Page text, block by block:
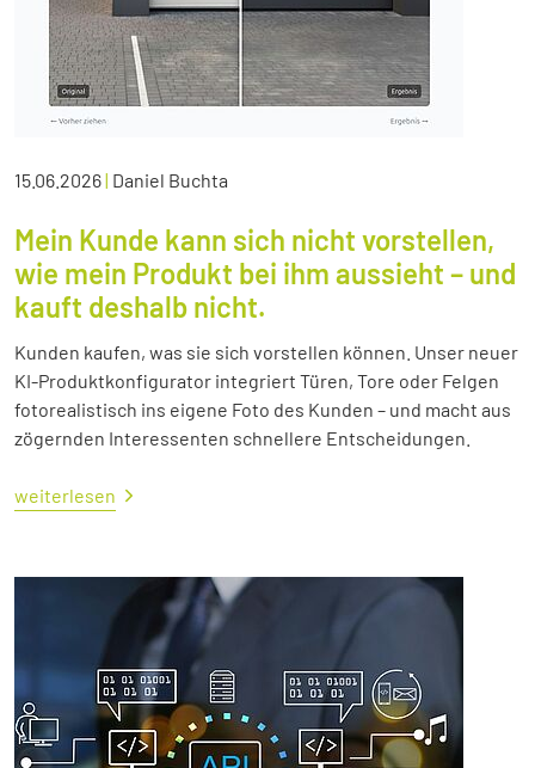
15.06.2026| Daniel Buchta
Mein Kunde kann sich nicht vorstellen,
wie mein Produkt bei ihm aussieht – und
kauft deshalb nicht.
Kunden kaufen, was sie sich vorstellen können. Unser neuer
KI-Produktkonfigurator integriert Türen, Tore oder Felgen
fotorealistisch ins eigene Foto des Kunden – und macht aus
zögernden Interessenten schnellere Entscheidungen.
weiterlesen